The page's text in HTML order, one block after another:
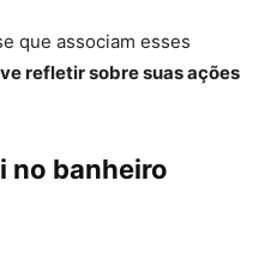
que associam esses
refletir sobre suas ações
no banheiro